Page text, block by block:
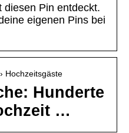
diesen Pin entdeckt.
eigenen Pins bei
Hochzeitsgäste
Hunderte
…